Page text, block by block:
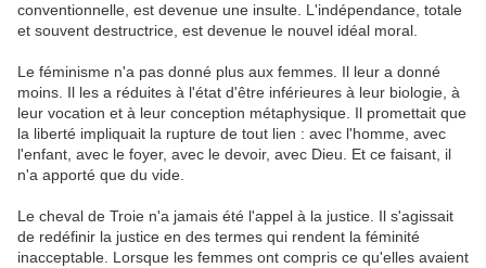
conventionnelle, est devenue une insulte. L'indépendance, totale
et souvent destructrice, est devenue le nouvel idéal moral.
Le féminisme n'a pas donné plus aux femmes. Il leur a donné
moins. Il les a réduites à l'état d'être inférieures à leur biologie, à
leur vocation et à leur conception métaphysique. Il promettait que
la liberté impliquait la rupture de tout lien : avec l'homme, avec
l'enfant, avec le foyer, avec le devoir, avec Dieu. Et ce faisant, il
n'a apporté que du vide.
Le cheval de Troie n'a jamais été l'appel à la justice. Il s'agissait
de redéfinir la justice en des termes qui rendent la féminité
inacceptable. Lorsque les femmes ont compris ce qu'elles avaient